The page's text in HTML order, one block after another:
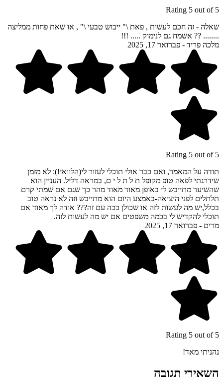
Rating 5 out of 5
שאלה - זה חכם לעשות , פאת \" ייבוש טבעי \" , או שאת פחות ממליצה
........ ?? אשמח גם לנימוק ..... !!!
מלכה פריד - פברואר 17, 2025
Rating 5 out of 5
תודה על המאמר, ואם כבר אולי תוכלי לעזור לי(הלוואי!): לא מזמן
שידרגתי לפאה טופ מקופל ת ל ת ל י ם, במראה דליל. העניין הוא
שהשיער מתייבש לי באופן מאוד מאוד מהר כך שגם אם שמתי קרם
תלתלים לפני היציאה-באמצע היום הוא מתייבש וזה לא נראה טוב
בכלל,יש מה לעשות לזה או שכולן ככה עם זה??? אודה לך מאוד אם
תוכלי להקדיש לי בכמה משפטים אם יש מה לעשות לזה.
מרים - פברואר 17, 2025
Rating 5 out of 5
נהניתי מאד!
השאירי תגובה